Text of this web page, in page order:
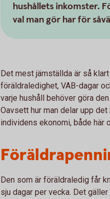
hushållets inkomster.
val man gör har för
Det mest jämställda är så
föräldraledighet, VAB-dagar
varje hushåll behöver göra
Oavsett hur man delar upp
individens ekonomi, både här
Den som är föräldraledig får
sju dagar per vecka. Det